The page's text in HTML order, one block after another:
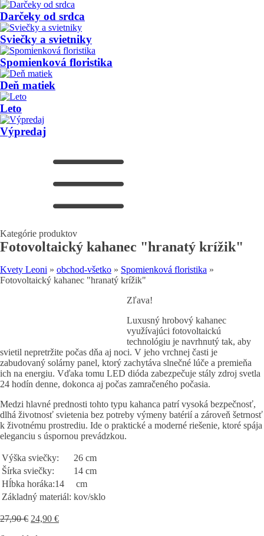
Darčeky od srdca
Sviečky a svietniky
Spomienková floristika
Deň matiek
Leto
Výpredaj
Kategórie produktov
Fotovoltaický kahanec "hranatý krížik"
Kvety Leoni » obchod-všetko » Spomienková floristika »
Fotovoltaický kahanec "hranatý krížik"
Zľava!
Luxusný hrobový kahanec
využívajúci fotovoltaickú
technológiu je navrhnutý tak, aby
svietil nepretržite počas dňa aj noci. V jeho vrchnej časti je
zabudovaný solárny panel, ktorý zachytáva slnečné lúče a premieňa
ich na energiu. Vďaka tomu LED dióda zabezpečuje stály zdroj svetla
24 hodín denne, dokonca aj počas zamračeného počasia.
Medzi hlavné prednosti tohto typu kahanca patrí vysoká bezpečnosť,
dlhá životnosť svietenia bez potreby výmeny batérií a zároveň šetrnosť
k životnému prostrediu. Ide o praktické a moderné riešenie, ktoré spája
eleganciu s úspornou prevádzkou.
Výška sviečky:
26 cm
Šírka sviečky:
14 cm
Hĺbka horáka:14
cm
Základný materiál: kov/sklo
27,90€ Pôvodná
24,90 €Aktuálna